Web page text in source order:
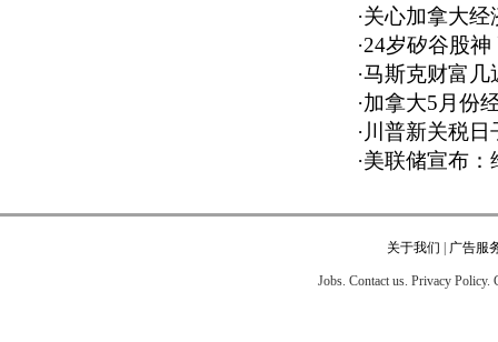
·关心加拿大经
·24岁矽谷股
·马斯克财富几
·加拿大5月份
·川普新关税
·美联储宣布：
关于我们 广告服
Jobs. Contact us. Privacy